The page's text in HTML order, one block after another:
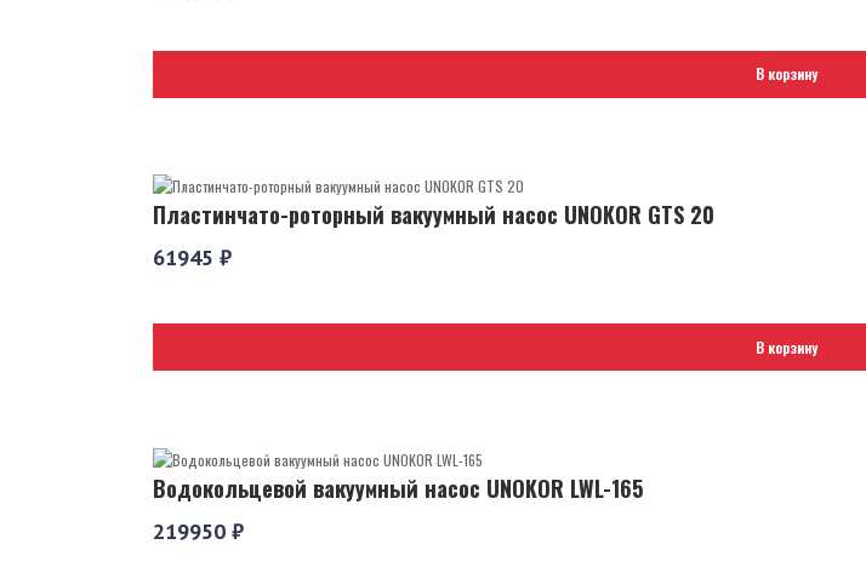
В корзину
Пластинчато-роторный вакуумный насос UNOKOR GTS 20
61945 ₽
В корзину
Водокольцевой вакуумный насос UNOKOR LWL-165
219950 ₽